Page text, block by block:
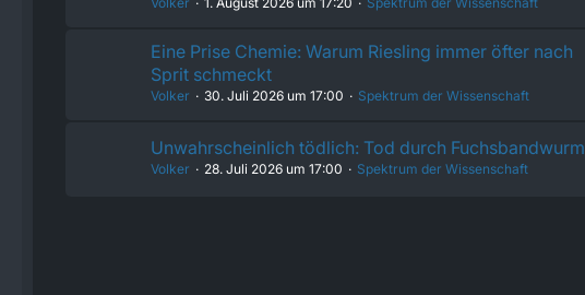
Eine Prise Chemie: Warum Riesling immer öfter nach
Sprit schmeckt
Volker 30. Juli 2026 um 17:00 Spektrum der Wissenschaft
Unwahrscheinlich tödlich: Tod durch Fuchsbandwurm
Volker 28. Juli 2026 um 17:00 Spektrum der Wissenschaft